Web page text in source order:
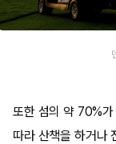
또한 섬의 약 70%가
따라 산책을 하거나